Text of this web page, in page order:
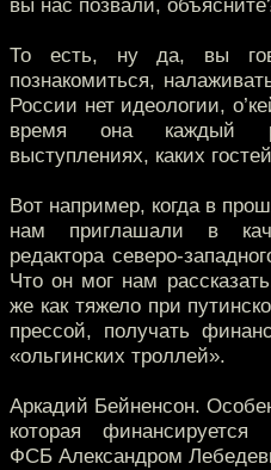
вы нас позвали,
То есть, ну да, вы
познакомиться,
России нет идеологии,
время она каждый
выступлениях, каких
Вот например, когда в
нам приглашали в
редактора северо-
Что он мог нам
же как тяжело при
прессой, получать
«ольгинских троллей».
Аркадий Бейненсон.
которая
ФСБ Александром